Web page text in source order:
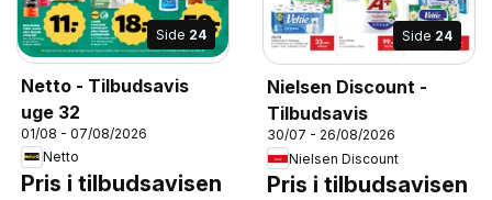
Side 24
Netto - Tilbudsavis
uge 32
01/08 - 07/08/2026
Netto
Pris i tilbudsavisen
Side 24
Nielsen Discount -
Tilbudsavis
30/07 - 26/08/2026
Nielsen Discount
Pris i tilbudsavisen